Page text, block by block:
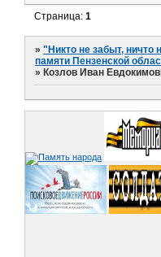
Страница:1
»"Никто не забыт, ничто
памяти Пензенской
» Козлов Иван